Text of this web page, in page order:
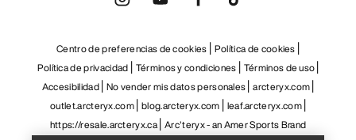
Help
Centro de preferencias de cookies Política de cookies
Política de privacidad Términos y condiciones Términos de uso
Accesibilidad No vender mis datos personales arcteryx.com
outlet.arcteryx.com blog.arcteryx.com leaf.arcteryx.com
https://resale.arcteryx.ca Arc'teryx - an Amer Sports Brand